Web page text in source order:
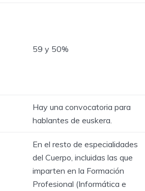
59 y 50%
Hay una convocatoria para
hablantes de euskera.
En el resto de especialidades
del Cuerpo, incluidas las que
imparten en la Formación
Profesional (Informática e